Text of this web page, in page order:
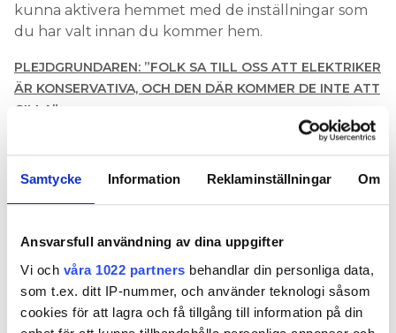
Samtycke Information Reklaminställningar Om
Ansvarsfull användning av dina uppgifter
Vi och våra 1022 partners behandlar din personliga data,
som t.ex. ditt IP-nummer, och använder teknologi såsom
cookies för att lagra och få tillgång till information på din
kunna aktivera hemmet med de inställningar som
du har valt innan du kommer hem.
PLEJDGRUNDAREN: ”FOLK SA TILL OSS ATT ELEKTRIKER
ÄR KONSERVATIVA, OCH DEN DÄR KOMMER DE INTE ATT
GILLA”
smart hem kommer att vara det viktigaste framöver.
Ett cybersäkert uppkopplat smarthem där allt kan
enkelt sätt som till exempel med en app i mobilen,
säger Charlie Timmermann.
FRÅGOR OCH SVAR